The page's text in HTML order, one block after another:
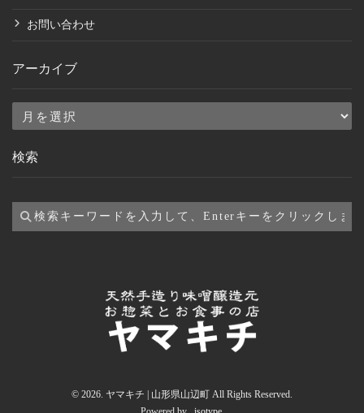
お問い合わせ
アーカイブ
ア
カ
ブ
検索
© 2026. ヤマキチ | 山形県山辺町 All Rights Reserved.